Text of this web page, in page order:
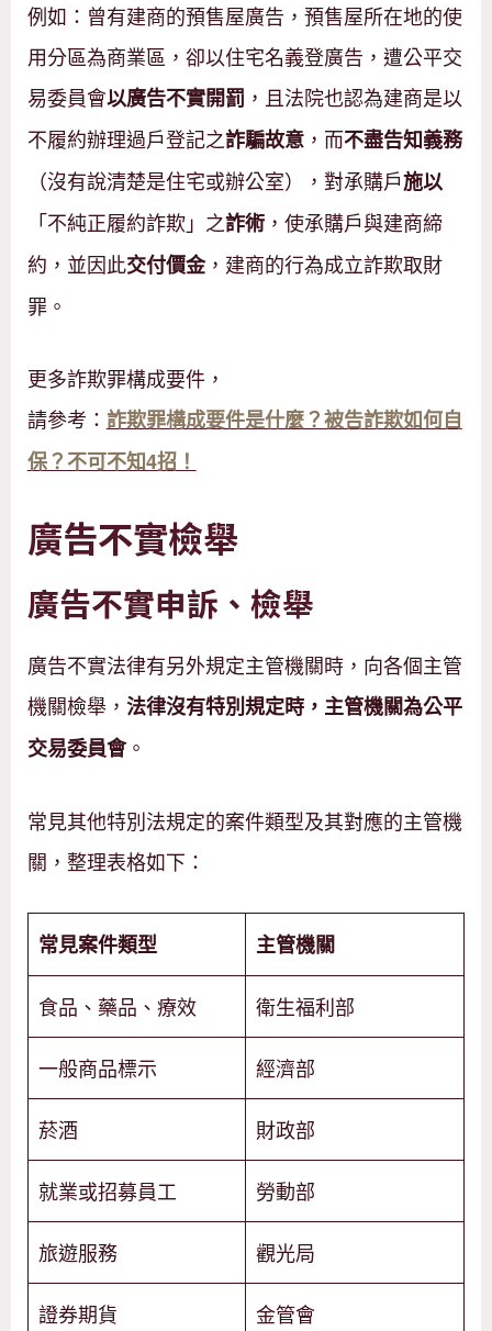
例如：曾有建商的預售屋廣告，預售屋所在地的使
用分區為商業區，卻以住宅名義登廣告，遭公平交
易委員會以廣告不實開罰 ，且法院也認為建商是以
不履約辦理過戶登記之詐騙故意，而不盡告知義務
（沒有說清楚是住宅或辦公室），對承購戶施以
「不純正履約詐欺」之詐術，使承購戶與建商締
約，並因此交付價金，建商的行為成立詐欺取財
罪。
更多詐欺罪構成要件，
請參考： 詐欺罪構成要件是什麼？被告詐欺如何自
保？不可不知4招！
廣告不實檢舉
廣告不實申訴、檢舉
廣告不實法律有另外規定主管機關時，向各個主管
機關檢舉， 法律沒有特別規定時，主管機關為公平
交易委員會。
常見其他特別法規定的案件類型及其對應的主管機
關，整理表格如下：
常見案件類型 主管機關
食品、藥品、療效 衛生福利部
一般商品標示 經濟部
菸酒 財政部
就業或招募員工 勞動部
旅遊服務 觀光局
證券期貨 金管會